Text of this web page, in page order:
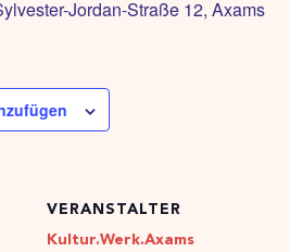
Jordan-Straße 12, Axams
VERANSTALTER
Kultur.Werk.Axams